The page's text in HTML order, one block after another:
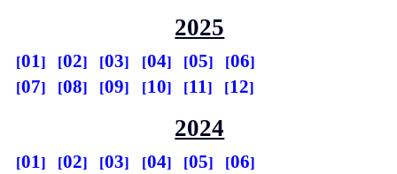
2025
01 02 03 04 05
06
07
08 09 10 11 12
2024
01 02 03 04 05
06